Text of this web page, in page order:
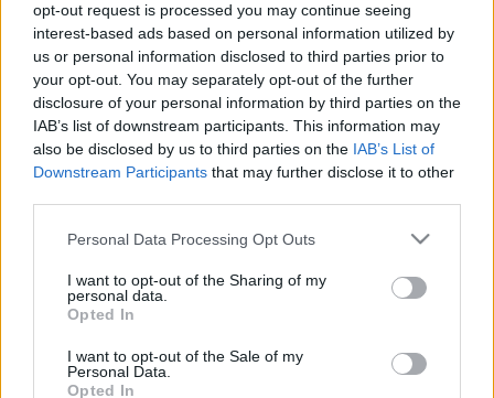
opt-out request is processed you may continue seeing
interest-based ads based on personal information utilized by
us or personal information disclosed to third parties prior to
your opt-out. You may separately opt-out of the further
disclosure of your personal information by third parties on the
IAB’s list of downstream participants. This information may
also be disclosed by us to third parties on the IAB’s List of
Downstream Participants that may further disclose it to other
Please note that this website/app uses one or more Google
not limited to your visit or usage behaviour. You may click to
grant or deny consent to Google and its third-party tags to
use your data for below specified purposes in below Google
consent section.
Personal Data Processing Opt Outs
I want to opt-out of the Sharing of my
personal data.
Opted In
I want to opt-out of the Sale of my
Personal Data.
Opted In